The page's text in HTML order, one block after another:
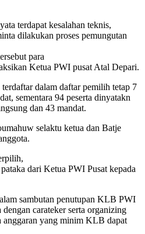
terdapat kesalahan teknis,
dilakukan proses pemungutan
para
Ketua PWI pusat Atal Depari.
dalam daftar pemilih tetap 7
sementara 94 peserta dinyatakn
dan 43 mandat.
selaktu ketua dan Batje
dari Ketua PWI Pusat kepada
sambutan penutupan KLB PWI
carateker serta organizing
anggaran yang minim KLB dapat